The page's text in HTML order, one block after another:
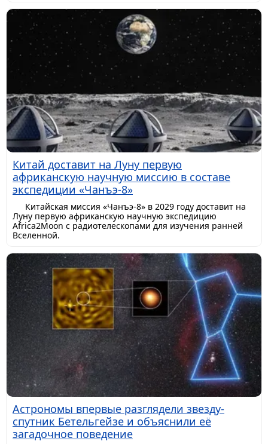
Китай доставит на Луну первую
африканскую научную миссию в составе
экспедиции «Чанъэ-8»
Китайская миссия «Чанъэ-8» в 2029 году доставит на
Луну первую африканскую научную экспедицию
Africa2Moon с радиотелескопами для изучения ранней
Вселенной.
Астрономы впервые разглядели звезду-
спутник Бетельгейзе и объяснили её
загадочное поведение